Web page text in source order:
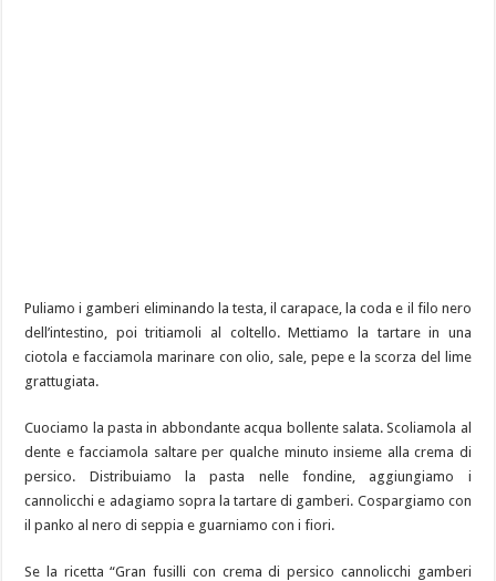
Puliamo i gamberi eliminando la testa, il carapace, la coda e il filo nero
dell’intestino, poi tritiamoli al coltello. Mettiamo la tartare in una
ciotola e facciamola marinare con olio, sale, pepe e la scorza del lime
grattugiata.
Cuociamo la pasta in abbondante acqua bollente salata. Scoliamola al
dente e facciamola saltare per qualche minuto insieme alla crema di
persico. Distribuiamo la pasta nelle fondine, aggiungiamo i
cannolicchi e adagiamo sopra la tartare di gamberi. Cospargiamo con
il panko al nero di seppia e guarniamo con i fiori.
Se la ricetta “Gran fusilli con crema di persico cannolicchi gamberi